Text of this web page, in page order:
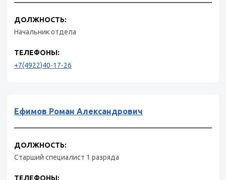
ДОЛЖНОСТЬ:
Начальник отдела
ТЕЛЕФОНЫ:
+7(4922)40-17-26
Ефимов Роман Александрович
ДОЛЖНОСТЬ:
Старший специалист 1 разряда
ТЕЛЕФОНЫ: